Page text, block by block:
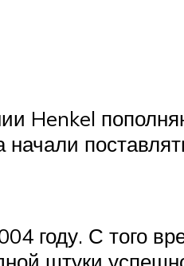
Henkel
году. С того